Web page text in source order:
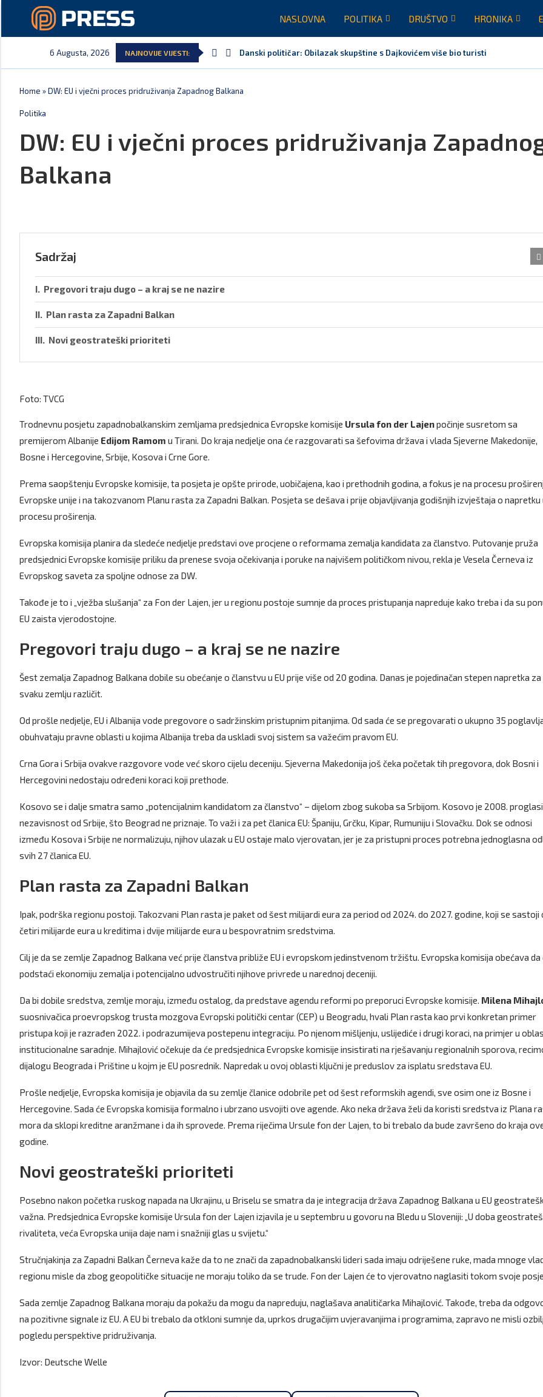
NASLOVNA POLITIKA DRUŠTVO HRONIKA
6 Augusta, 2026 NAJNOVIJE VIJESTI: Danski političar: Obilazak skupštine s Dajkovićem više bio turistička posjeta,
Home »DW: EU i vječni proces pridruživanja Zapadnog Balkana
Politika
DW: EU i vječni proces pridruživanja
Balkana
Sadržaj
Pregovori traju dugo – a kraj se ne nazire
Plan rasta za Zapadni Balkan
Novi geostrateški prioriteti
Foto: TVCG
Trodnevnu posjetu zapadnobalkanskim zemljama predsjednica Evropske komisije Ursula fon der Lajenpočinje susretom sa
premijerom Albanije Edijom Ramom u Tirani. Do kraja nedjelje ona će razgovarati sa šefovima država i vlada Sjeverne Makedonije,
Bosne i Hercegovine, Srbije, Kosova i Crne Gore.
Prema saopštenju Evropske komisije, ta posjeta je opšte prirode, uobičajena, kao i prethodnih godina, a fokus je na procesu
Evropske unije i na takozvanom Planu rasta za Zapadni Balkan. Posjeta se dešava i prije objavljivanja godišnjih izvještaja o napretku
procesu proširenja.
Evropska komisija planira da sledeće nedjelje predstavi ove procjene o reformama zemalja kandidata za članstvo. Putovanje pruža
predsjednici Evropske komisije priliku da prenese svoja očekivanja i poruke na najvišem političkom nivou, rekla je Vesela Černeva iz
Evropskog saveta za spoljne odnose za DW.
Takođe je to i „vježba slušanja“ za Fon der Lajen, jer u regionu postoje sumnje da proces pristupanja napreduje kako treba i da su
EU zaista vjerodostojne.
Pregovori traju dugo – a kraj se ne nazire
Šest zemalja Zapadnog Balkana dobile su obećanje o članstvu u EU prije više od 20 godina. Danas je pojedinačan stepen napretka za
svaku zemlju različit.
Od prošle nedjelje, EU i Albanija vode pregovore o sadržinskim pristupnim pitanjima. Od sada će se pregovarati o ukupno 35
obuhvataju pravne oblasti u kojima Albanija treba da uskladi svoj sistem sa važećim pravom EU.
Crna Gora i Srbija ovakve razgovore vode već skoro cijelu deceniju. Sjeverna Makedonija još čeka početak tih pregovora, dok Bosni i
Hercegovini nedostaju određeni koraci koji prethode.
Kosovo se i dalje smatra samo „potencijalnim kandidatom za članstvo“ – dijelom zbog sukoba sa Srbijom. Kosovo je 2008.
nezavisnost od Srbije, što Beograd ne priznaje. To važi i za pet članica EU: Španiju, Grčku, Kipar, Rumuniju i Slovačku. Dok se odnosi
između Kosova i Srbije ne normalizuju, njihov ulazak u EU ostaje malo vjerovatan, jer je za pristupni proces potrebna jednoglasna
svih 27 članica EU.
Plan rasta za Zapadni Balkan
Ipak, podrška regionu postoji. Takozvani Plan rasta je paket od šest milijardi eura za period od 2024. do 2027. godine, koji se sastoji
četiri milijarde eura u kreditima i dvije milijarde eura u bespovratnim sredstvima.
Cilj je da se zemlje Zapadnog Balkana već prije članstva približe EU i evropskom jedinstvenom tržištu. Evropska komisija obećava da
podstaći ekonomiju zemalja i potencijalno udvostručiti njihove privrede u narednoj deceniji.
Da bi dobile sredstva, zemlje moraju, između ostalog, da predstave agendu reformi po preporuci Evropske komisije. Milena
suosnivačica proevropskog trusta mozgova Evropski politički centar (CEP) u Beogradu, hvali Plan rasta kao prvi konkretan primer
pristupa koji je razrađen 2022. i podrazumijeva postepenu integraciju. Po njenom mišljenju, uslijediće i drugi koraci, na primjer u
institucionalne saradnje. Mihajlović očekuje da će predsjednica Evropske komisije insistirati na rješavanju regionalnih sporova,
dijalogu Beograda i Prištine u kojm je EU posrednik. Napredak u ovoj oblasti ključni je preduslov za isplatu sredstava EU.
Prošle nedjelje, Evropska komisija je objavila da su zemlje članice odobrile pet od šest reformskih agendi, sve osim one iz Bosne i
Hercegovine. Sada će Evropska komisija formalno i ubrzano usvojiti ove agende. Ako neka država želi da koristi sredstva iz Plana
mora da sklopi kreditne aranžmane i da ih sprovede. Prema riječima Ursule fon der Lajen, to bi trebalo da bude završeno do kraja
godine.
Novi geostrateški prioriteti
Posebno nakon početka ruskog napada na Ukrajinu, u Briselu se smatra da je integracija država Zapadnog Balkana u EU
važna. Predsjednica Evropske komisije Ursula fon der Lajen izjavila je u septembru u govoru na Bledu u Sloveniji: „U doba
rivaliteta, veća Evropska unija daje nam i snažniji glas u svijetu.“
Stručnjakinja za Zapadni Balkan Černeva kaže da to ne znači da zapadnobalkanski lideri sada imaju odriješene ruke, mada mnoge
regionu misle da zbog geopolitičke situacije ne moraju toliko da se trude. Fon der Lajen će to vjerovatno naglasiti tokom svoje
Sada zemlje Zapadnog Balkana moraju da pokažu da mogu da napreduju, naglašava analitičarka Mihajlović. Takođe, treba da
na pozitivne signale iz EU. A EU bi trebalo da otkloni sumnje da, uprkos drugačijim uvjeravanjima i programima, zapravo ne misli
pogledu perspektive pridruživanja.
Izvor: Deutsche Welle